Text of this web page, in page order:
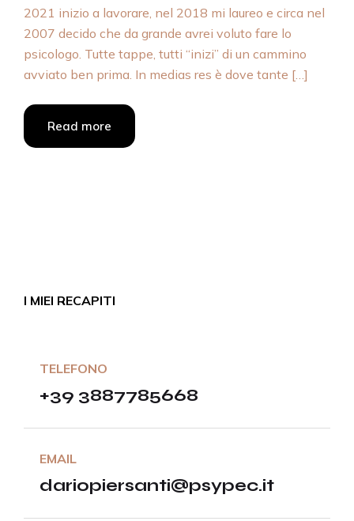
2021 inizio a lavorare, nel 2018 mi laureo e circa nel
2007 decido che da grande avrei voluto fare lo
psicologo. Tutte tappe, tutti “inizi” di un cammino
avviato ben prima. In medias res è dove tante […]
Read more
I MIEI RECAPITI
TELEFONO
+39 3887785668
EMAIL
dariopiersanti@psypec.it